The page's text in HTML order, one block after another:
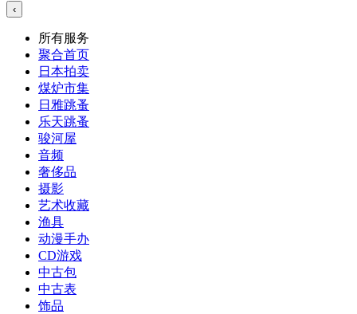
‹
所有服务
聚合首页
日本拍卖
煤炉市集
日雅跳蚤
乐天跳蚤
骏河屋
音频
奢侈品
摄影
艺术收藏
渔具
动漫手办
CD游戏
中古包
中古表
饰品